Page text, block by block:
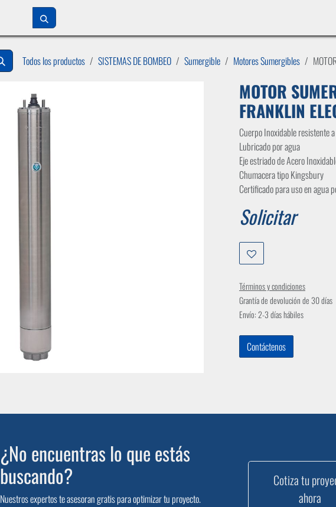
Todos los productos SISTEMAS DE BOMBEO Sumergible Motores Sumergibles
MOTOR
FRANKLIN
Cuerpo Inoxidable resistente
Lubricado por agua
Eje estriado de Acero
Chumacera tipo Kingsbury
Certificado para uso en agua
Solicitar
Términos y condiciones
Grantía de devolución de 30 días
Envío: 2-3 días hábiles
Contáctenos
¿No encuentras lo que estás
buscando?
Nuestros expertos te asesoran gratis para optimizar tu proyecto.
Cotiza tu
ahora